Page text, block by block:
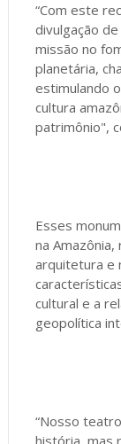
“Com este
divulgação
missão no
planetária,
estimulando
cultura
patrimônio",
Esses
na
arquitetura e
cultural e a
geopolítica
“Nosso